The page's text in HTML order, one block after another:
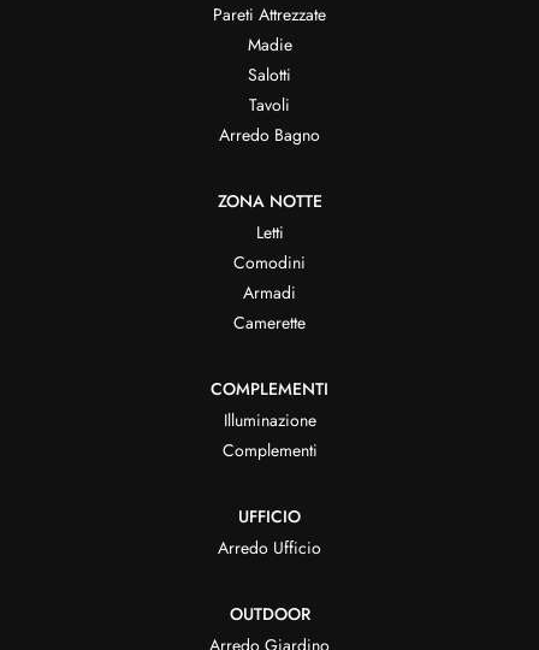
Pareti Attrezzate
Madie
Salotti
Tavoli
Arredo Bagno
ZONA NOTTE
Letti
Comodini
Armadi
Camerette
COMPLEMENTI
Illuminazione
Complementi
UFFICIO
Arredo Ufficio
OUTDOOR
Arredo Giardino